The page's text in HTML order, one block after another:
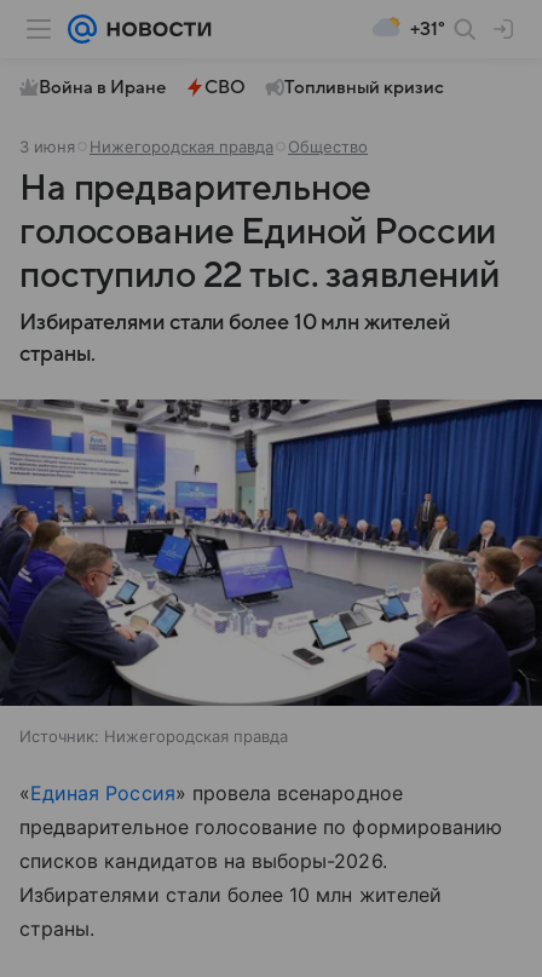
+31°
Война в Иране СВО Топливный кризис
3 июня Нижегородская правда Общество
На предварительное
голосование Единой России
поступило 22 тыс. заявлений
Избирателями стали более 10 млн жителей
страны.
Источник: Нижегородская правда
«Единая Россия» провела всенародное
предварительное голосование по формированию
списков кандидатов на выборы-2026.
Избирателями стали более 10 млн жителей
страны.